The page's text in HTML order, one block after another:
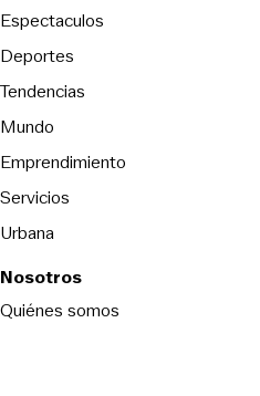
Espectaculos
Deportes
Tendencias
Mundo
Emprendimiento
Servicios
Urbana
Nosotros
Quiénes somos